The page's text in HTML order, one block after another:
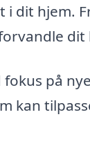
i dit hjem.
dit
fokus på
kan